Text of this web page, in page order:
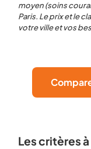
moyen (soins
Paris. Le prix et le
votre ville et vos
Les critères